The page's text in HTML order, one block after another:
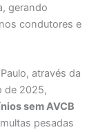
gerando
condutores e
através da
de 2025,
sem AVCB
pesadas